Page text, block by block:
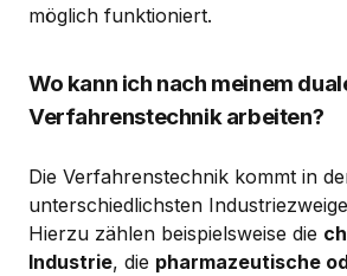
möglich funktioniert.
Wo kann ich nach meinem
Verfahrenstechnik arbeiten?
Die Verfahrenstechnik kommt in
unterschiedlichsten
Hierzu zählen beispielsweise die
Industrie, die pharmazeutische